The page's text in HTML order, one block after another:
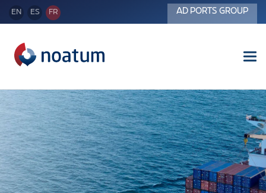
EN ES FR AD PORTS GROUP